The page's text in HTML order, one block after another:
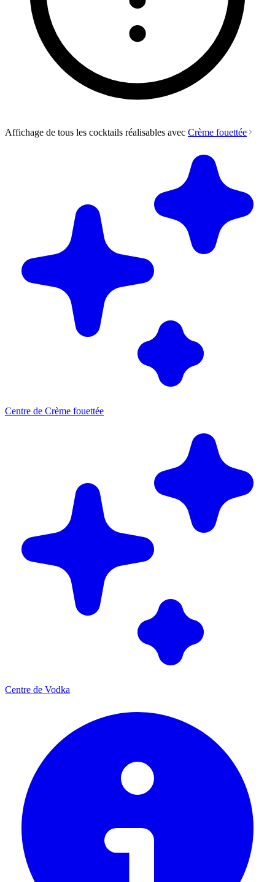
Affichage de tous les cocktails réalisables avec Crème fouettée
Centre de Crème fouettée
Centre de Vodka